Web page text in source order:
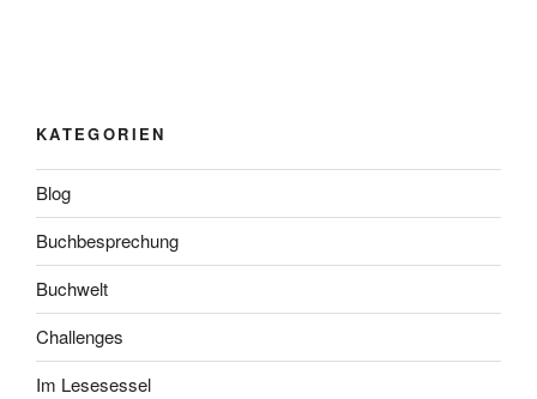
KATEGORIEN
Blog
Buchbesprechung
Buchwelt
Challenges
Im Lesesessel